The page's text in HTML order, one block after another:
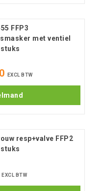
FFP3
met ventiel
EXCL BTW
resp+valve FFP2
EXCL BTW